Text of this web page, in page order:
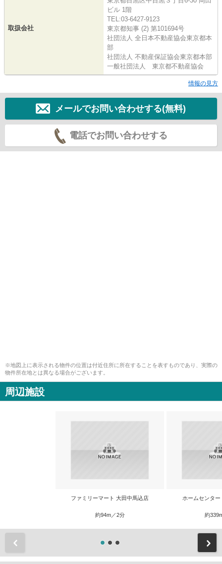
取扱会社
ビル 1階
TEL:03-6427-9123
東京都知事 (2) 第101694号
社団法人 全日本不動産協会東京都本
部
社団法人 不動産保証協会東京都本部
一般社団法人 東京都不動産協会
情報の見方
メールでお問い合わせする(無料)
電話でお問い合わせする
※地図上に表示される物件の位置は付近住所に所在することを表すものであり、実際の
物件所在地とは異なる場合がございます。
周辺施設
ファミリーマート 大田中馬込店
約94m／2分
ホームセンタ
約